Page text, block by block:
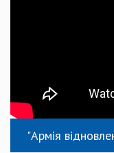
"Армія